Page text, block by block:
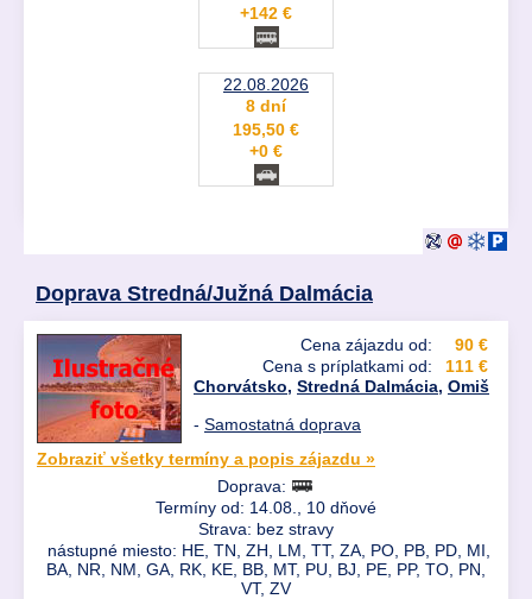
+142 €
22.08.2026
8 dní
195,50 €
+0 €
Doprava Stredná/Južná Dalmácia
Cena zájazdu od:
90 €
Cena s príplatkami od:
111 €
Chorvátsko, Stredná Dalmácia, Omiš
- Samostatná doprava
Zobraziť všetky termíny a popis zájazdu »
Doprava:
Termíny od: 14.08., 10 dňové
Strava: bez stravy
nástupné miesto: HE, TN, ZH, LM, TT, ZA, PO, PB, PD, MI,
BA, NR, NM, GA, RK, KE, BB, MT, PU, BJ, PE, PP, TO, PN,
VT, ZV